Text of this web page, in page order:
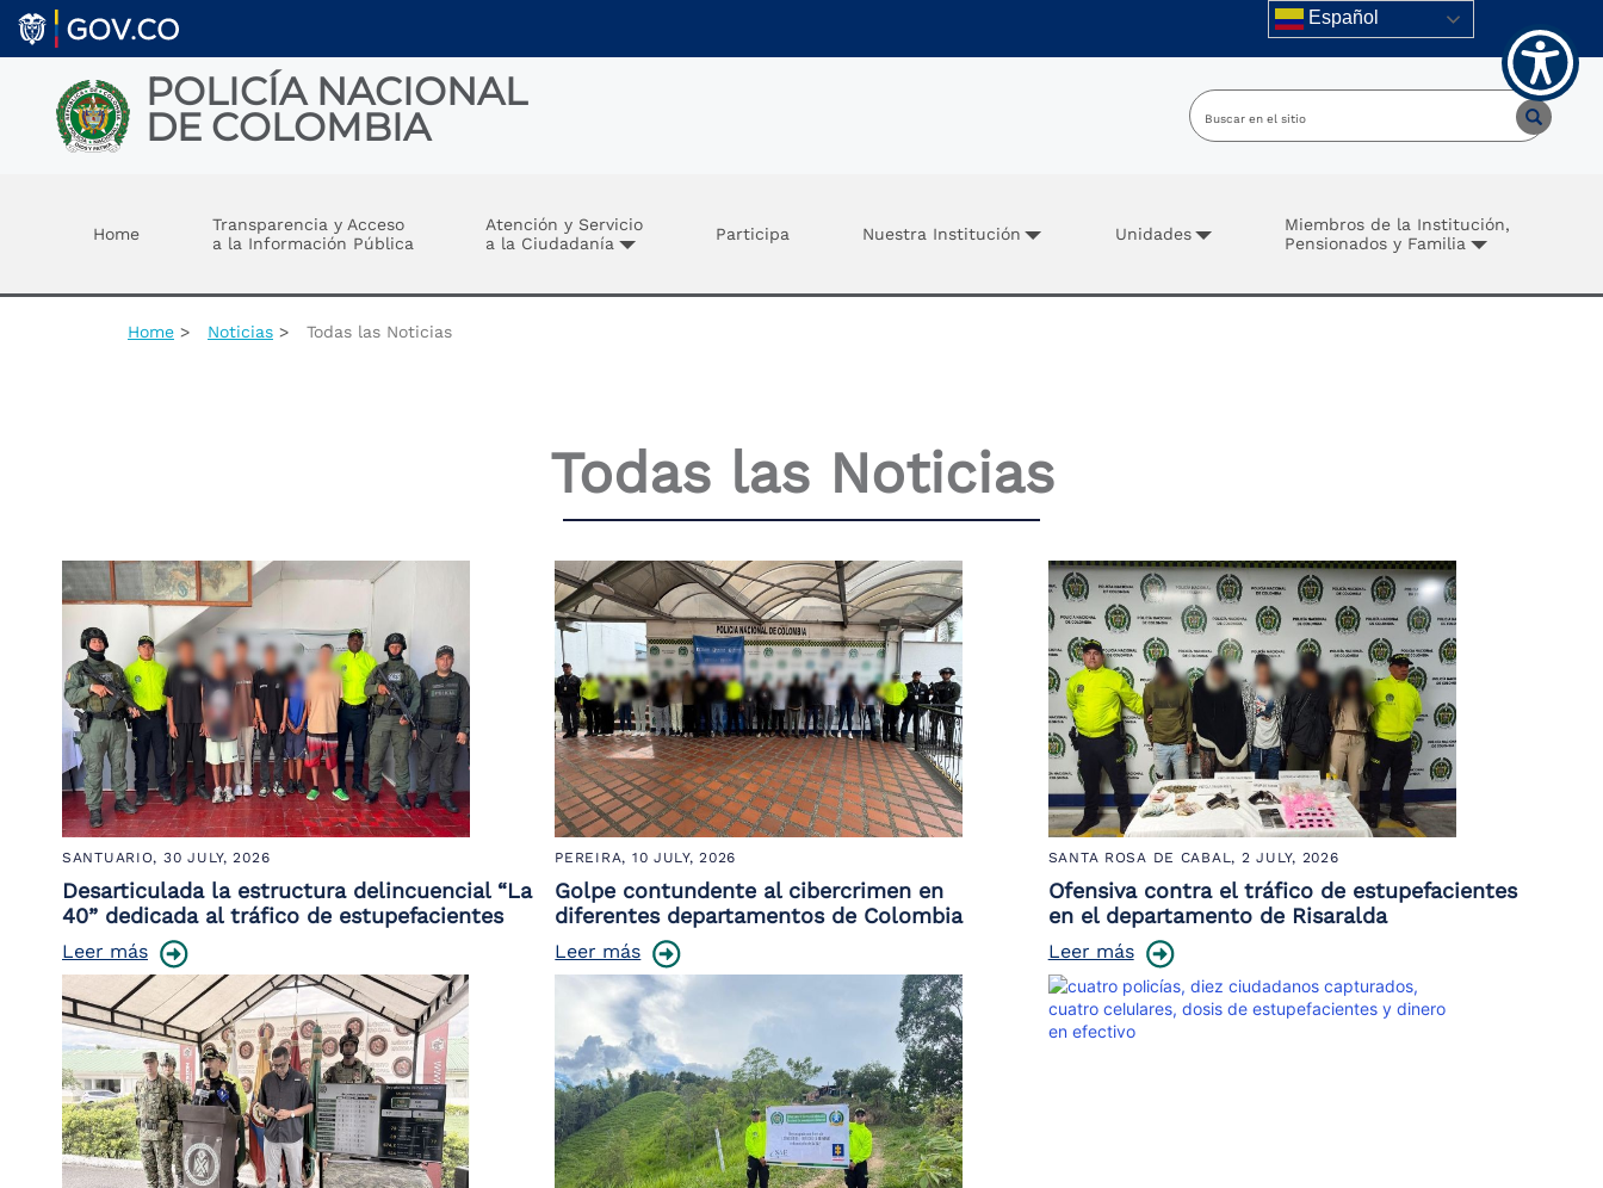
Welcome
All
Accessibility
navigate
content.
Skip to main content Español
POLICÍA NACIONAL
DE COLOMBIA
Home
Transparencia y Acceso
a la Información Pública
Atención y Servicio
a la Ciudadanía
Participa Nuestra Institución Unidades
Miembros de la Institución,
Pensionados y Familia
Home Noticias Todas las Noticias
Todas las Noticias
SANTUARIO, 30 JULY, 2026
Desarticulada la estructura delincuencial “La
40” dedicada al tráfico de estupefacientes
Leer más
PEREIRA, 10 JULY, 2026
Golpe contundente al cibercrimen en
diferentes departamentos de Colombia
Leer más
SANTA ROSA DE CABAL, 2 JULY, 2026
Ofensiva contra el tráfico de estupefacientes
en el departamento de Risaralda
Leer más